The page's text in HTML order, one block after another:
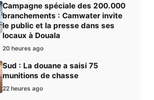
Campagne spéciale des 200.000
branchements : Camwater invite
le public et la presse dans ses
locaux à Douala
20 heures ago
Sud : La douane a saisi 75
munitions de chasse
22 heures ago